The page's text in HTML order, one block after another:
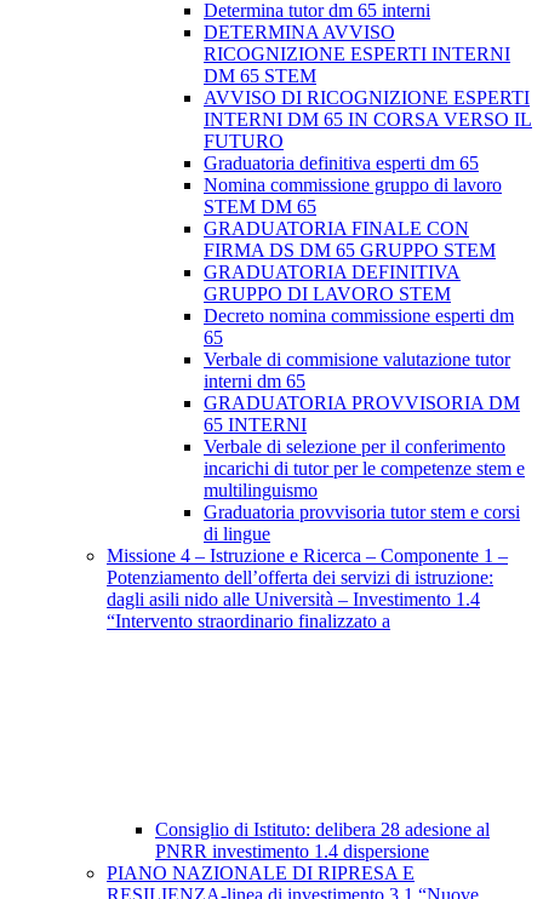
Determina tutor dm 65 interni
DETERMINA AVVISO
RICOGNIZIONE ESPERTI INTERNI
DM 65 STEM
AVVISO DI RICOGNIZIONE ESPERTI
INTERNI DM 65 IN CORSA VERSO IL
FUTURO
Graduatoria definitiva esperti dm 65
Nomina commissione gruppo di lavoro
STEM DM 65
GRADUATORIA FINALE CON
FIRMA DS DM 65 GRUPPO STEM
GRADUATORIA DEFINITIVA
GRUPPO DI LAVORO STEM
Decreto nomina commissione esperti dm
65
Verbale di commisione valutazione tutor
interni dm 65
GRADUATORIA PROVVISORIA DM
65 INTERNI
Verbale di selezione per il conferimento
incarichi di tutor per le competenze stem e
multilinguismo
Graduatoria provvisoria tutor stem e corsi
di lingue
Missione 4 – Istruzione e Ricerca – Componente 1 –
Potenziamento dell’offerta dei servizi di istruzione:
dagli asili nido alle Università – Investimento 1.4
“Intervento straordinario finalizzato a
Consiglio di Istituto: delibera 28 adesione al
PNRR investimento 1.4 dispersione
PIANO NAZIONALE DI RIPRESA E